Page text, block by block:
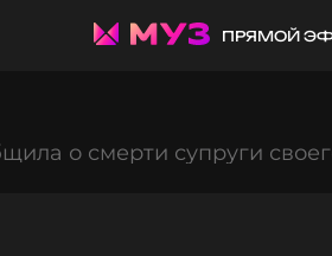
ПРЯМОЙ
о смерти супруги